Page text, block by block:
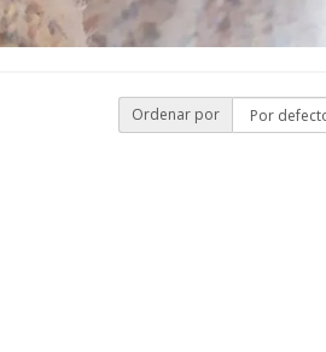
Ordenar por